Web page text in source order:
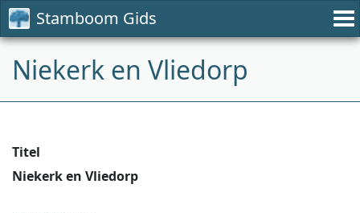
Stamboom Gids
Niekerk en Vliedorp
Titel
Niekerk en Vliedorp